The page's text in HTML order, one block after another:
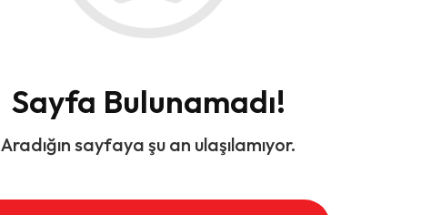
Sayfa Bulunamadı!
Aradığın sayfaya şu an ulaşılamıyor.